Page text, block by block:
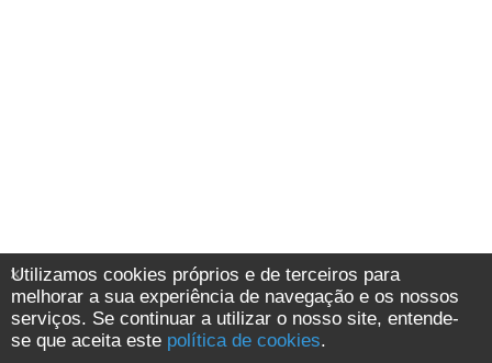
Utilizamos cookies próprios e de terceiros para
melhorar a sua experiência de navegação e os nossos
serviços. Se continuar a utilizar o nosso site, entende-
se que aceita este política de cookies.